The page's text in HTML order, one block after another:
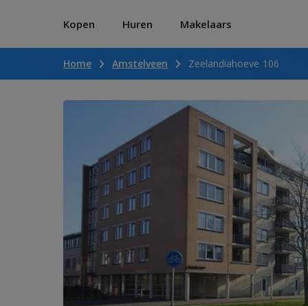
Kopen Huren Makelaars
Home Amstelveen Zeelandiahoeve 106